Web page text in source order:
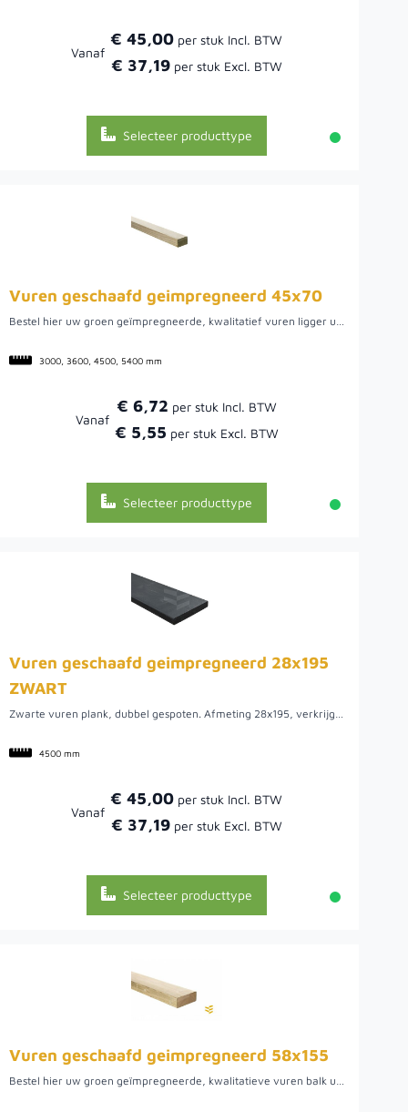
Vanaf
€ 45,00
€ 37,19
Selecteer producttype
Vuren geschaafd geimpregneerd 45x70
Bestel hier uw groen geïmpregneerde, kwalitatief vuren ligger uit Noord-Europa. We hebben een ruime voorraad in diverse lengtes. Het ruime assortiment maakt het mogelijk om de verschillende lengtes te combineren om een optimaal zaagrendement te behalen. Doordat het vurenhout uit Noord-Europa komt, is het van een mooie kwaliteit. Hier kan het hout namelijk rustig groeien wat uiteindelijk een rustige en stabiele balk oplevert.
3000, 3600, 4500, 5400 mm
Vanaf
€ 6,72
€ 5,55
Selecteer producttype
Vuren geschaafd geimpregneerd 28x195
ZWART
Zwarte vuren plank, dubbel gespoten. Afmeting 28x195, verkrijgbaar op verschillende lengtes.
4500 mm
Vanaf
€ 45,00
€ 37,19
Selecteer producttype
Vuren geschaafd geimpregneerd 58x155
Bestel hier uw groen geïmpregneerde, kwalitatieve vuren balk uit Noord-Europa. We hebben een ruime voorraad in diverse lengtes, zoals 3.00, 3.60, 4.50 en 5.40 meter. Het ruime assortiment maakt het mogelijk om de verschillende lengtes te combineren om een optimaal zaagrendement te behalen. Doordat het vurenhout uit Noord-Europa komt, is het van een mooie kwaliteit. Hier kan het hout namelijk rustig groeien wat uiteindelijk een rustige en stabiele balk oplevert.